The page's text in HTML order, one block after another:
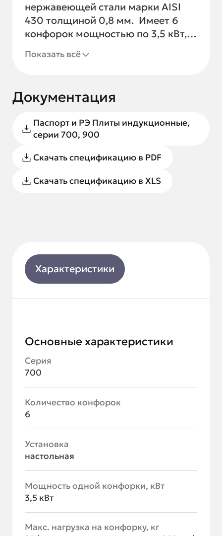
нержавеющей стали марки AISI
430 толщиной 0,8 мм. Имеет 6
конфорок мощностью по 3,5 кВт,
стеклокерамики 280х280х6 мм.
Показать всё
Документация
Паспорт и РЭ Плиты индукционные,
серии 700, 900
Скачать спецификацию в PDF
Скачать спецификацию в XLS
Характеристики
Основные характеристики
Серия
700
Количество конфорок
6
Установка
настольная
Мощность одной конфорки, кВт
3,5 кВт
Макс. нагрузка на конфорку, кг